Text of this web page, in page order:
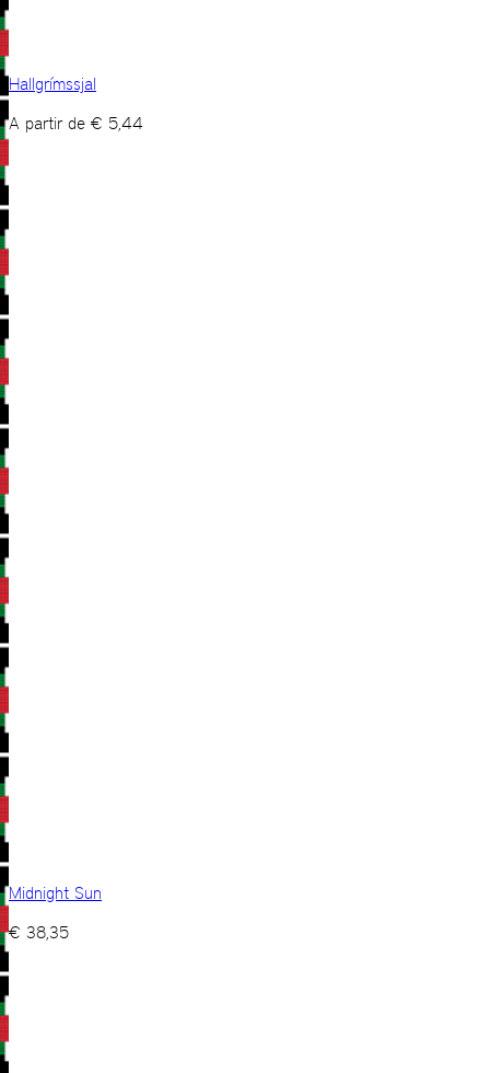
Hallgrímssjal
A partir de € 5,44
Midnight Sun
€ 38,35